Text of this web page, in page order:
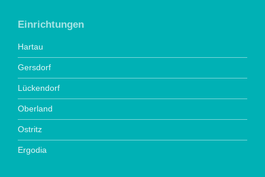
Einrichtungen
Hartau
Gersdorf
Lückendorf
Oberland
Ostritz
Ergodia